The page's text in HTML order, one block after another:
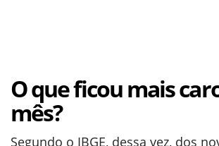
O que ficou mais
mês?
Segundo o IBGE, dessa vez, dos